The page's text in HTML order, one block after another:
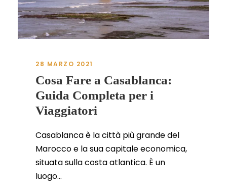
28 MARZO 2021
Cosa Fare a Casablanca:
Guida Completa per i
Viaggiatori
Casablanca è la città più grande del
Marocco e la sua capitale economica,
situata sulla costa atlantica. È un
luogo...